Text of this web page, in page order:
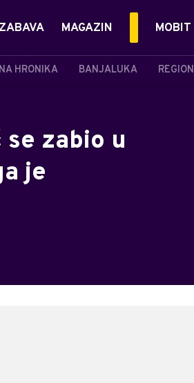
HRONIKA BANJALUKA REGION
ZABAVA MAGAZIN MOBIT
zabio u
je